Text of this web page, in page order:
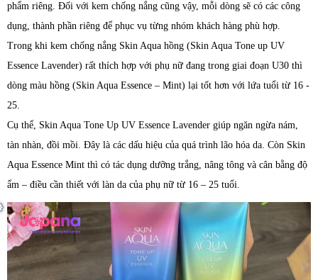
phẩm riêng. Đối với kem chống nắng cũng vậy, mỗi dòng sẽ có các công
dụng, thành phần riêng để phục vụ từng nhóm khách hàng phù hợp.
Trong khi kem chống nắng Skin Aqua hồng (Skin Aqua Tone up UV
Essence Lavender) rất thích hợp với phụ nữ đang trong giai đoạn U30 thì
dòng màu hồng (Skin Aqua Essence – Mint) lại tốt hơn với lứa tuổi từ 16 -
25.
Cụ thể, Skin Aqua Tone Up UV Essence Lavender giúp ngăn ngừa nám,
tàn nhàn, đồi mồi. Đây là các dấu hiệu của quá trình lão hóa da. Còn Skin
Aqua Essence Mint thì có tác dụng dưỡng trắng, nâng tông và cân bằng độ
ẩm – điều cần thiết với làn da của phụ nữ từ 16 – 25 tuổi.